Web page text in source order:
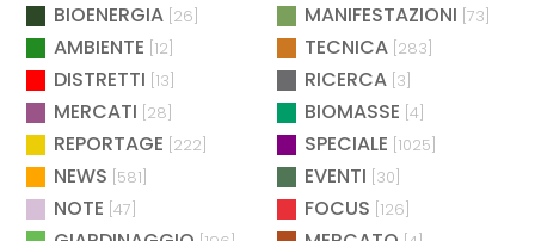
BIOENERGIA [26] MANIFESTAZIONI [73]
AMBIENTE [12] TECNICA [283]
DISTRETTI [13] RICERCA [3]
MERCATI [28] BIOMASSE [4]
REPORTAGE [222] SPECIALE [1025]
NEWS [581] EVENTI [30]
NOTE [47] FOCUS [126]